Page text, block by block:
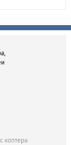
коптера